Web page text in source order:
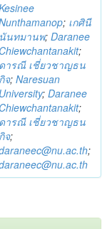
; เกศินี
นันทมานพ; Daranee
Chiewchantanakit;
ดารณี เชี่ยวชาญธน
กิจ; Naresuan
University; Daranee
Chiewchantanakit;
ดารณี เชี่ยวชาญธน
กิจ;
;